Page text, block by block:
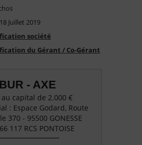
Juillet 2019
société
du Gérant / Co-Gérant
BUR - AXE
au capital de 2.000 €
: Espace Godard, Route
370 - 95500 GONESSE
117 RCS PONTOISE